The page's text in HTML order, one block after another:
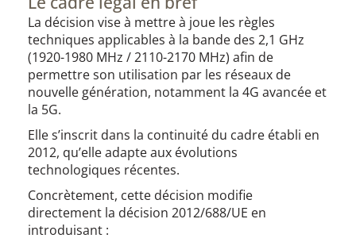
La décision vise à mettre à joue les règles
techniques applicables à la bande des 2,1 GHz
(1920-1980 MHz / 2110-2170 MHz) afin de
permettre son utilisation par les réseaux de
nouvelle génération, notamment la 4G avancée et
la 5G.
Elle s’inscrit dans la continuité du cadre établi en
2012, qu’elle adapte aux évolutions
technologiques récentes.
Concrètement, cette décision modifie
directement la décision 2012/688/UE en
introduisant :